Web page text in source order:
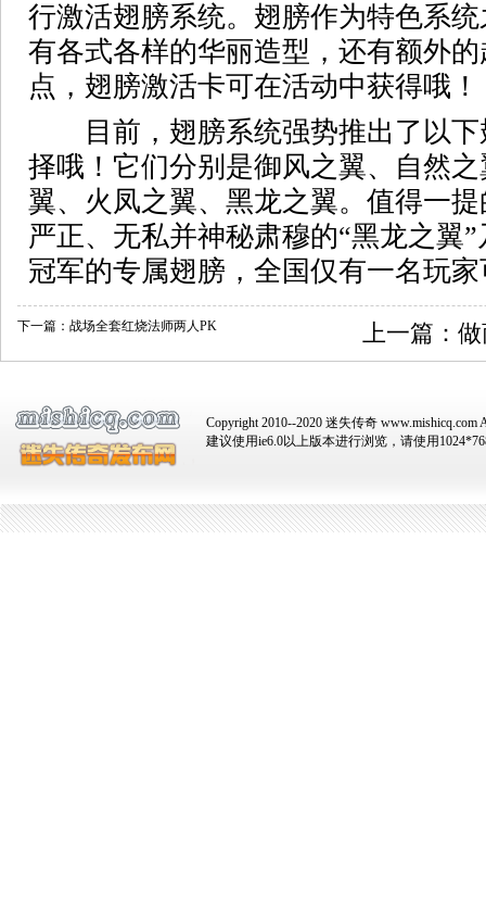
行激活翅膀系统。翅膀作为特色系
有各式各样的华丽造型，还有额外
点，翅膀激活卡可在活动中获得哦！
目前，翅膀系统强势推出了以下
择哦！它们分别是御风之翼、自然
翼、火凤之翼、黑龙之翼。值得一
严正、无私并神秘肃穆的“黑龙之翼
冠军的专属翅膀，全国仅有一名玩
下一篇： 战场全套红烧法师两人PK 上一篇：
Copyright 2010--2020 迷失传奇 www.mishicq.com
建议使用ie6.0以上版本进行浏览，请使用